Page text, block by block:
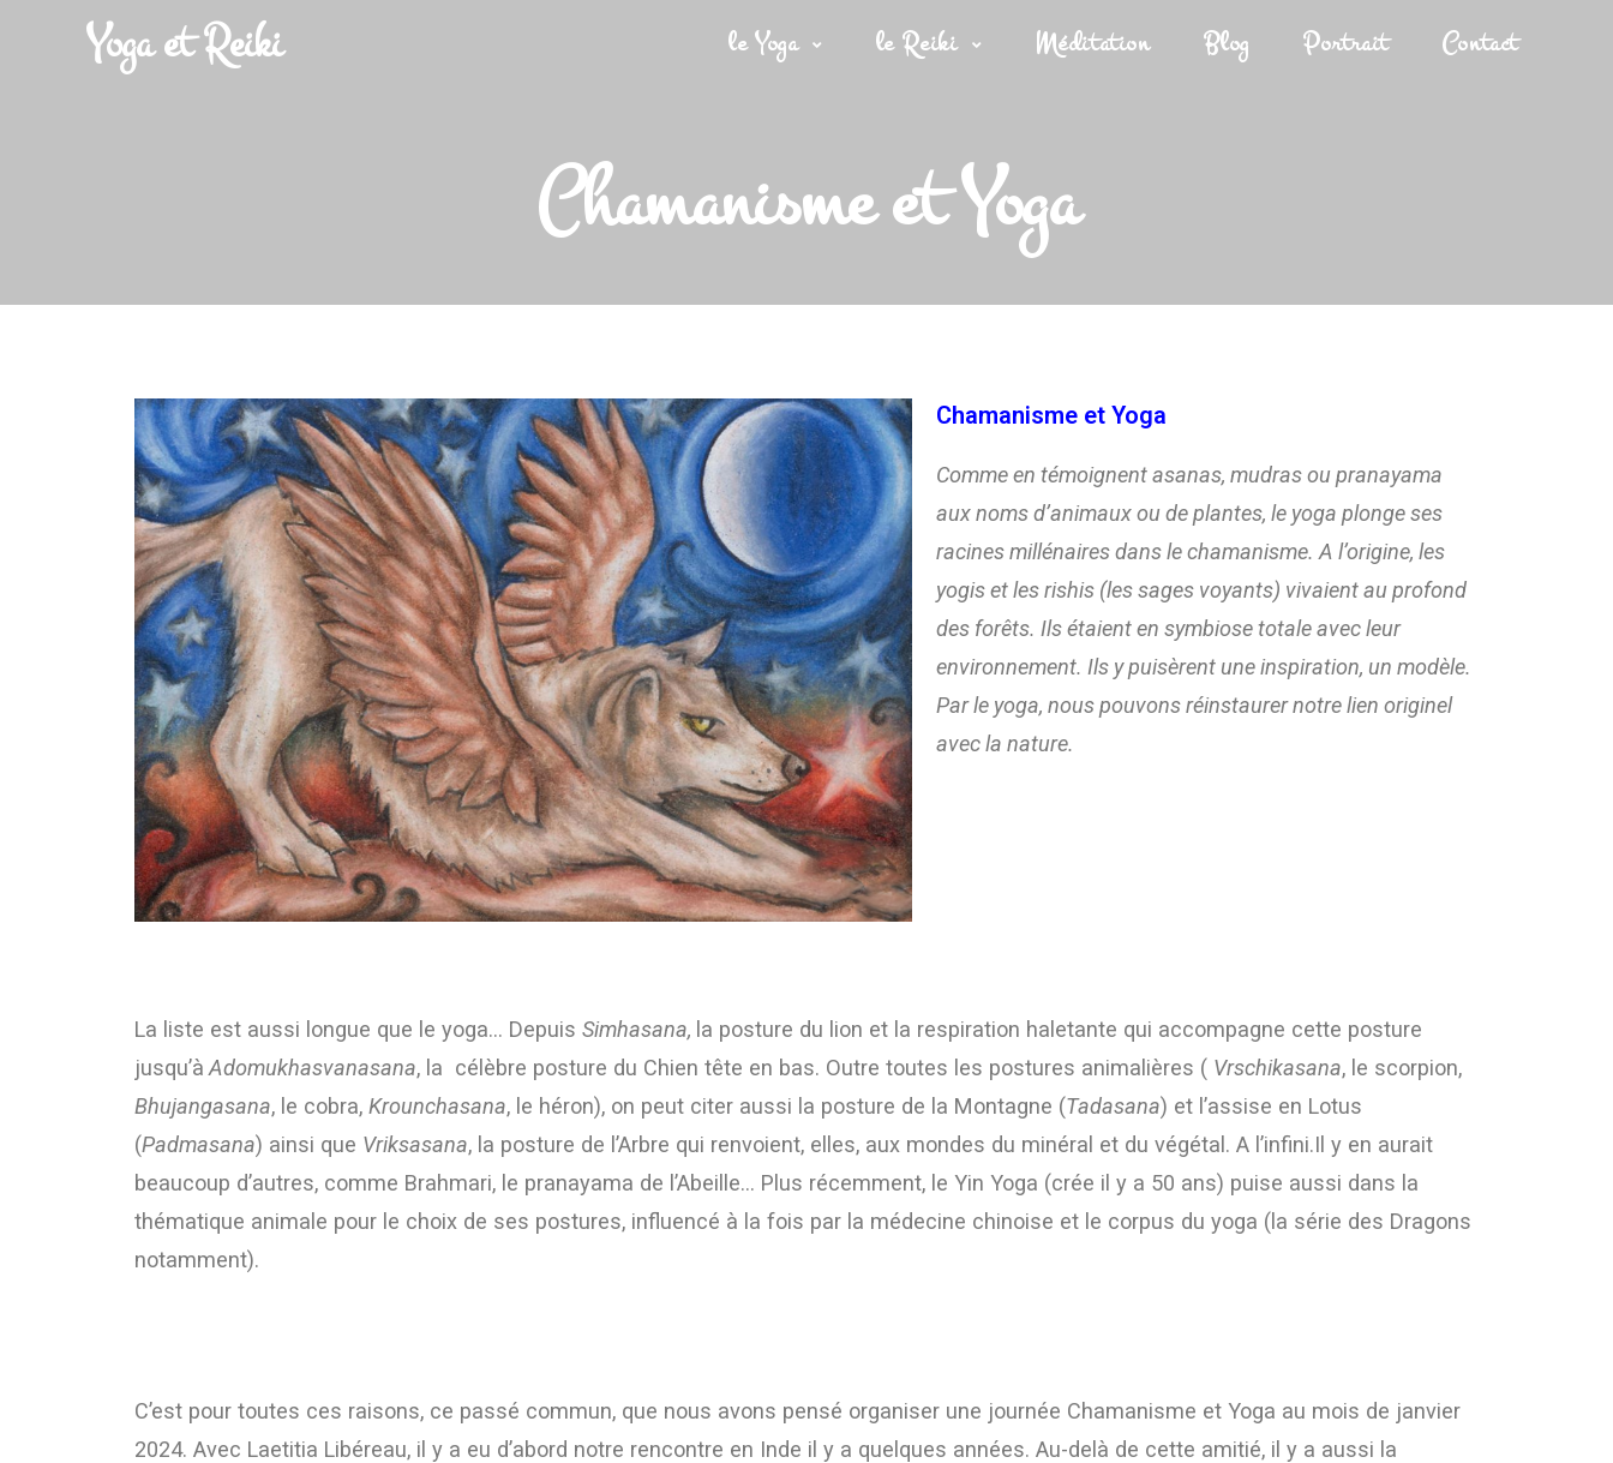
Yoga et Reiki le Yoga le Reiki Méditation Blog Portrait Contact
Chamanisme et Yoga
Chamanisme et Yoga
Comme en témoignent asanas, mudras ou pranayama
aux noms d’animaux ou de plantes, le yoga plonge ses
racines millénaires dans le chamanisme. A l’origine, les
yogis et les rishis (les sages voyants) vivaient au profond
des forêts. Ils étaient en symbiose totale avec leur
environnement. Ils y puisèrent une inspiration, un modèle.
Par le yoga, nous pouvons réinstaurer notre lien originel
avec la nature.
La liste est aussi longue que le yoga… Depuis Simhasana, la posture du lion et la respiration haletante qui accompagne cette posture
jusqu’à Adomukhasvanasana, la célèbre posture du Chien tête en bas. Outre toutes les postures animalières ( Vrschikasana, le scorpion,
Bhujangasana, le cobra, Krounchasana, le héron), on peut citer aussi la posture de la Montagne (Tadasana) et l’assise en Lotus
(Padmasana) ainsi que Vriksasana, la posture de l’Arbre qui renvoient, elles, aux mondes du minéral et du végétal. A l’infini.Il y en aurait
beaucoup d’autres, comme Brahmari, le pranayama de l’Abeille… Plus récemment, le Yin Yoga (crée il y a 50 ans) puise aussi dans la
thématique animale pour le choix de ses postures, influencé à la fois par la médecine chinoise et le corpus du yoga (la série des Dragons
notamment).
C’est pour toutes ces raisons, ce passé commun, que nous avons pensé organiser une journée Chamanisme et Yoga au mois de janvier
2024. Avec Laetitia Libéreau, il y a eu d’abord notre rencontre en Inde il y a quelques années. Au-delà de cette amitié, il y a aussi la